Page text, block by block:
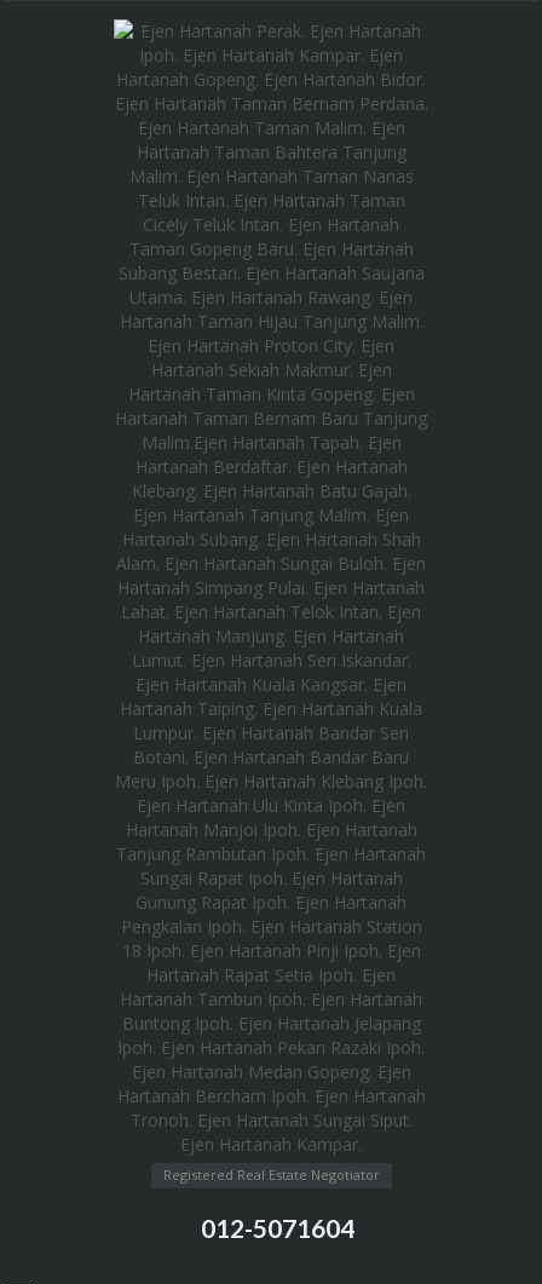
Registered Real Estate Negotiator
012-5071604